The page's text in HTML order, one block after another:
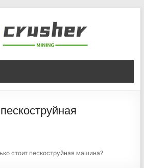
для
угля,
печного
порошка
стоит пескоструйная машина?